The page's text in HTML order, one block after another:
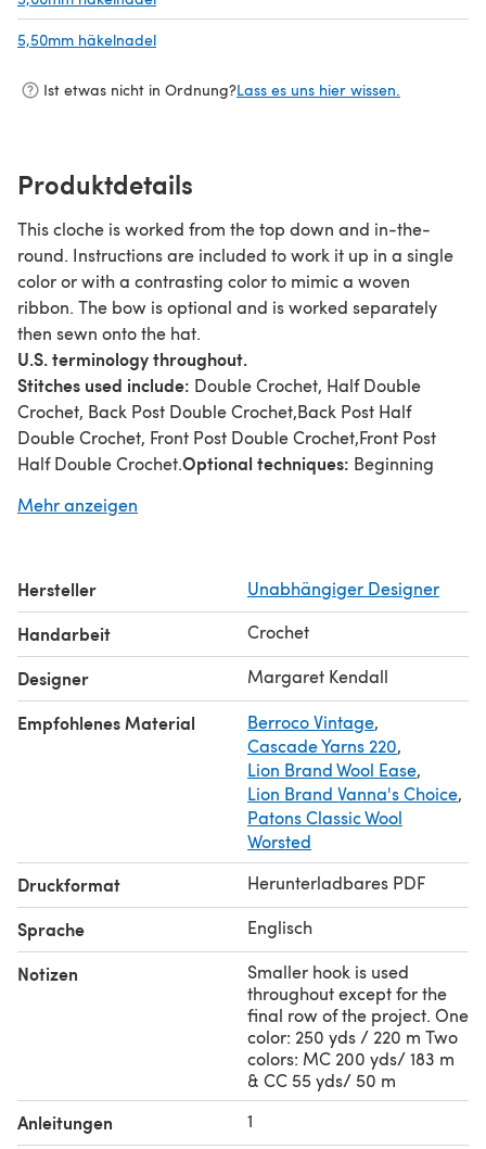
5,50mm häkelnadel
Ist etwas nicht in Ordnung?Lass es uns hier wissen.
Produktdetails
This cloche is worked from the top down and in-the-
round. Instructions are included to work it up in a single
color or with a contrasting color to mimic a woven
ribbon. The bow is optional and is worked separately
then sewn onto the hat.
U.S. terminology throughout.
Stitches used include: Double Crochet, Half Double
Crochet, Back Post Double Crochet,Back Post Half
Double Crochet, Front Post Double Crochet,Front Post
Half Double Crochet.Optional techniques: Beginning
Suggested yarns:
Mehr anzeigen
Hersteller Unabhängiger Designer
Handarbeit Crochet
Designer Margaret Kendall
Empfohlenes Material Berroco Vintage,
Cascade Yarns 220,
Lion Brand Wool Ease,
Lion Brand Vanna's Choice,
Patons Classic Wool
Worsted
Druckformat Herunterladbares PDF
Sprache Englisch
Notizen
Smaller hook is used
throughout except for the
final row of the project. One
color: 250 yds / 220 m Two
colors: MC 200 yds/ 183 m
& CC 55 yds/ 50 m
Anleitungen 1